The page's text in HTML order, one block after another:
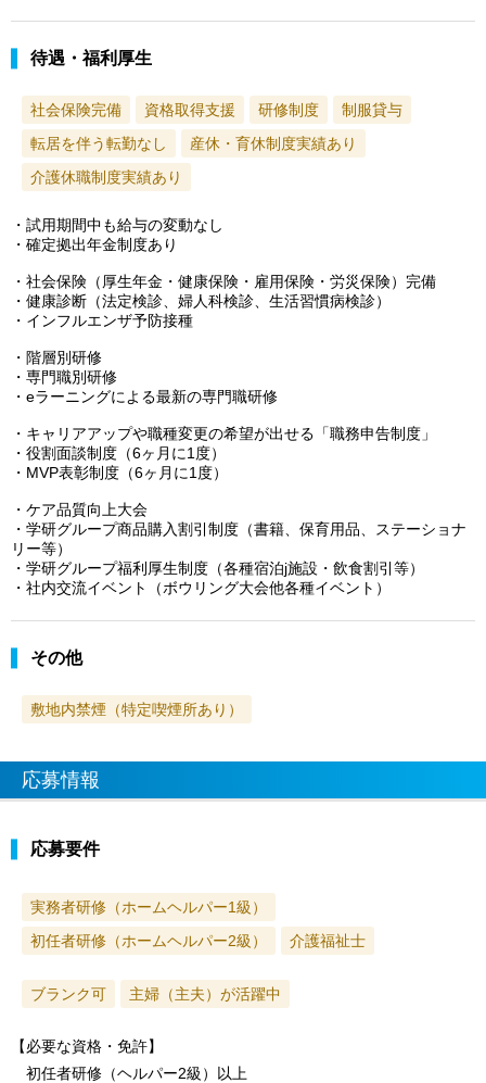
待遇・福利厚生
社会保険完備 資格取得支援 研修制度
制服貸与
転居を伴う転勤なし
産休・育休制度実績あり
介護休職制度実績あり
・試用期間中も給与の変動なし
・確定拠出年金制度あり
・社会保険（厚生年金・健康保険・雇用保険・労災保険）完備
・健康診断（法定検診、婦人科検診、生活習慣病検診）
・インフルエンザ予防接種
・階層別研修
・専門職別研修
・eラーニングによる最新の専門職研修
・キャリアアップや職種変更の希望が出せる「職務申告制度」
・役割面談制度（6ヶ月に1度）
・MVP表彰制度（6ヶ月に1度）
・ケア品質向上大会
・学研グループ商品購入割引制度（書籍、保育用品、ステーショナ
リー等）
・学研グループ福利厚生制度（各種宿泊j施設・飲食割引等）
・社内交流イベント（ボウリング大会他各種イベント）
その他
敷地内禁煙（特定喫煙所あり）
応募情報
応募要件
実務者研修（ホームヘルパー1級）
初任者研修（ホームヘルパー2級）
介護福祉士
ブランク可 主婦（主夫）が活躍中
【必要な資格・免許】
初任者研修（ヘルパー2級）以上